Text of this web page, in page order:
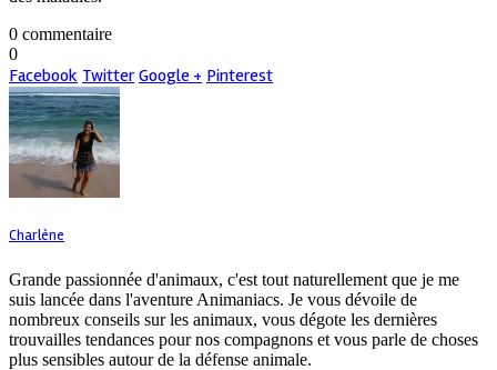
0 commentaire
0
Facebook Twitter Google + Pinterest
Charlène
Grande passionnée d'animaux, c'est tout naturellement que je me
suis lancée dans l'aventure Animaniacs. Je vous dévoile de
nombreux conseils sur les animaux, vous dégote les dernières
trouvailles tendances pour nos compagnons et vous parle de choses
plus sensibles autour de la défense animale.